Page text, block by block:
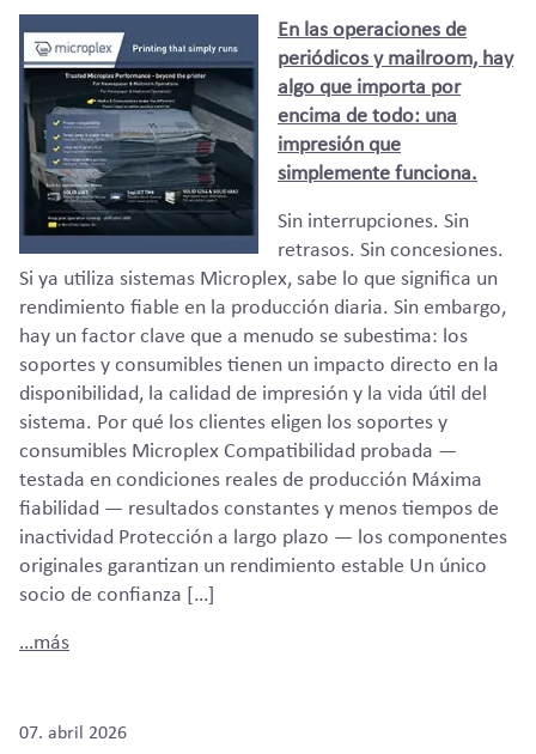
En las operaciones de
periódicos y mailroom, hay
algo que importa por
encima de todo: una
impresión que
simplemente funciona.
Sin interrupciones. Sin
retrasos. Sin concesiones.
Si ya utiliza sistemas Microplex, sabe lo que significa un
rendimiento fiable en la producción diaria. Sin embargo,
hay un factor clave que a menudo se subestima: los
soportes y consumibles tienen un impacto directo en la
disponibilidad, la calidad de impresión y la vida útil del
sistema. Por qué los clientes eligen los soportes y
consumibles Microplex Compatibilidad probada —
testada en condiciones reales de producción Máxima
fiabilidad — resultados constantes y menos tiempos de
inactividad Protección a largo plazo — los componentes
originales garantizan un rendimiento estable Un único
socio de confianza […]
…más
07. abril 2026